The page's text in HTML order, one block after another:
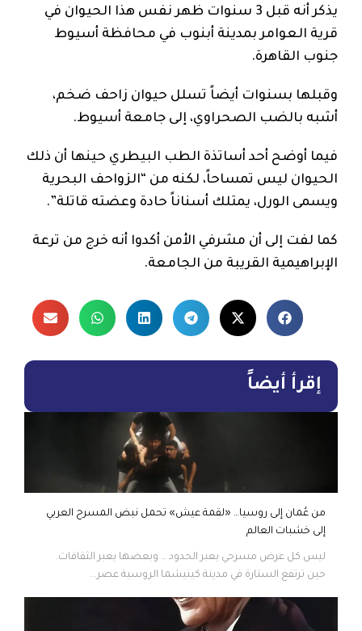
يذكر أنه قبل 3 سنوات ظهر نفس هذا الحيوان في
قرية العوامر بمدينة أبنوب في محافظة أسيوط
جنوب القاهرة.
وقبلها بسنوات أيضاً تسلل حيوان زاحف ضخم،
أشبه بالضب الصحراوي، إلى جامعة أسيوط.
فيما أوضح أحد أساتذة الطب البيطري حينها أن ذلك
الحيوان ليس تمساحاً، لكنه من “الزواحف البحرية
ويسمى الورل، يمتلك أسناناً حادة وعضته قاتلة”.
كما لفت إلى أن مشرفي الأمن أكدوا أنه خرج من ترعة
الإبراهيمية القريبة من الجامعة.
إقرأ أيضاً
من عُمان إلى روسيا… «لقمة عيش» تحمل نبض المسرح العربي
إلى خشبات العالم
ليس كل عرض مسرحي يعبر الحدود … وبعضها يعبر الثقافات.
حين ترتفع الستارة في مدينة كينيشما الروسية عصر...